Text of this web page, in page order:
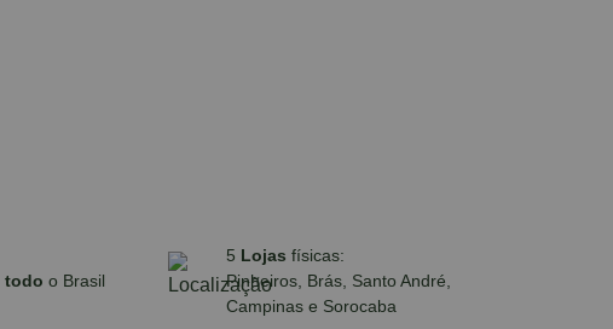
todo o Brasil
5 Lojas físicas:
Pinheiros, Brás, Santo André,
Campinas e Sorocaba